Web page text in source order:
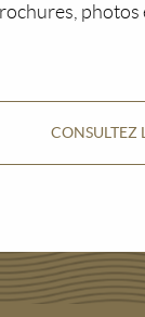
photos
CONSULTEZ